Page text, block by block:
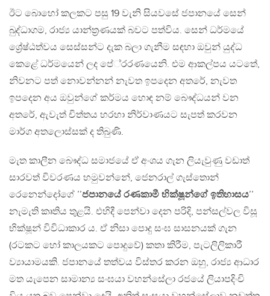
ඊට බොහෝ කලකට පසු 19 වැනි සියවසේ ජපානයේ සෙන්
බුද්ධාගම, රාජ්‍ය යාන්ත‍්‍රණයක් බවට පත්විය. සෙන් ධර්මයේ
ශ්‍රේෂ්ඨත්වය සෙස්සන්ට දැක බලා ගැනීම සඳහා ඔවුන් යුද්ධ
කෙළේ ධර්මයෙන් ලද පේ‍්‍රරණයෙනි. එම ආකල්පය යටතේ,
නිවනට පත් නොවන්නන් නැවත ඉපදෙන අතරේ, නැවත
ඉපදෙන අය ඔවුන්ගේ කර්මය හොඳ නම් බෞද්ධයන් වන
අතරේ, ඇවැත් චිත්තය හරහා නිර්වාණයට සැපත් කරවන
මාර්ග අතලොස්සක් ද තිබුණි.
මැත කාලීන බෞද්ධ සමාජයේ ඒ අංශය ගැන ලියැවුණු වඩාත්
සාරවත් විවරණය හමුවන්නේ, ජෙනරාල් ගැස්තොන්
රෙනෙන්දෝගේ ’’ජපානයේ රණකාමී භික්ෂූන්ගේ ඉතිහාසය’’
නැමැති කෘතිය තුළයි. එහිදී පෙන්වා දෙන පරිදි, පන්සල්වල විසූ
භික්ෂූන් විවිධාකාර ය. ඒ නිසා පොදු සංඝ සාසනයක් ගැන
(රටකට හෝ කාලයකට පොදුවේ) කතා කිරීම, පැටලිලිකාරී
ව්‍යායාමයකි. ජපානයේ තත්වය විස්තර කරන ඔහු, රාජ්‍ය ආධාර
මත යැපෙන සාමාන්‍ය සංඝයා වහන්සේලා රජයේ ලියාපදිංචි